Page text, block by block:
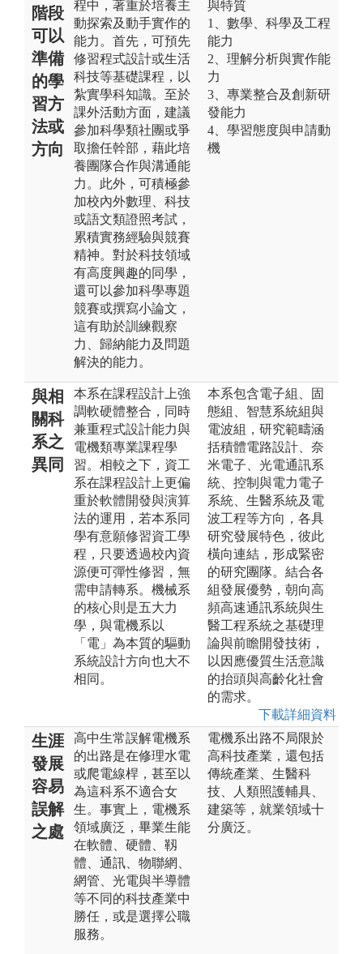
階段
可以
準備
的學
習方
法或
方向
程中，著重於培養主
動探索及動手實作的
能力。首先，可預先
修習程式設計或生活
科技等基礎課程，以
紮實學科知識。至於
課外活動方面，建議
參加科學類社團或爭
取擔任幹部，藉此培
養團隊合作與溝通能
力。此外，可積極參
加校內外數理、科技
或語文類證照考試，
累積實務經驗與競賽
精神。對於科技領域
有高度興趣的同學，
還可以參加科學專題
競賽或撰寫小論文，
這有助於訓練觀察
力、歸納能力及問題
解決的能力。
與特質
1、數學、科學及工程
能力
2、理解分析與實作能
力
3、專業整合及創新研
發能力
4、學習態度與申請動
機
與相
關科
系之
異同
本系在課程設計上強
調軟硬體整合，同時
兼重程式設計能力與
電機類專業課程學
習。相較之下，資工
系在課程設計上更偏
重於軟體開發與演算
法的運用，若本系同
學有意願修習資工學
程，只要透過校內資
源便可彈性修習，無
需申請轉系。機械系
的核心則是五大力
學，與電機系以
「電」為本質的驅動
系統設計方向也大不
相同。
本系包含電子組、固
態組、智慧系統組與
電波組，研究範疇涵
括積體電路設計、奈
米電子、光電通訊系
統、控制與電力電子
系統、生醫系統及電
波工程等方向，各具
研究發展特色，彼此
橫向連結，形成緊密
的研究團隊。結合各
組發展優勢，朝向高
頻高速通訊系統與生
醫工程系統之基礎理
論與前瞻開發技術，
以因應優質生活意識
的抬頭與高齡化社會
的需求。
下載詳細資料
生涯
發展
容易
誤解
之處
高中生常誤解電機系
的出路是在修理水電
或爬電線桿，甚至以
為這科系不適合女
生。事實上，電機系
領域廣泛，畢業生能
在軟體、硬體、靱
體、通訊、物聯網、
網管、光電與半導體
等不同的科技產業中
勝任，或是選擇公職
服務。
電機系出路不局限於
高科技產業，還包括
傳統產業、生醫科
技、人類照護輔具、
建築等，就業領域十
分廣泛。